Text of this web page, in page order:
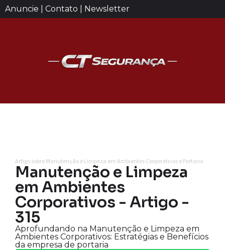
Anuncie | Contato | Newsletter
Artigo sobre Manutenção e Limpeza em Ambientes Corporativos e Portaria
Manutenção e Limpeza
em Ambientes
Corporativos - Artigo -
315
Aprofundando na Manutenção e Limpeza em
Ambientes Corporativos: Estratégias e Benefícios
da empresa de portaria